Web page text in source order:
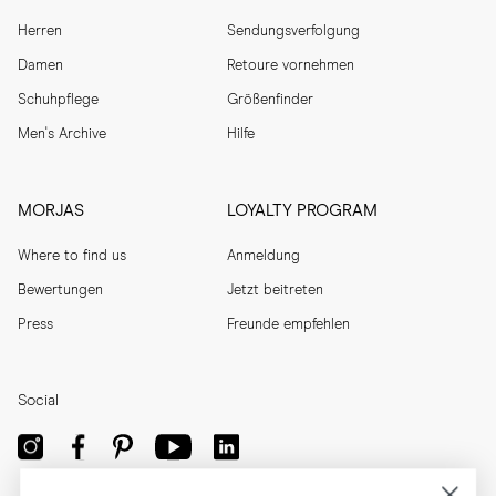
Herren
Damen
Schuhpflege
Men's Archive
Sendungsverfolgung
Retoure vornehmen
Größenfinder
Hilfe
MORJAS
Where to find us
Bewertungen
Press
LOYALTY PROGRAM
Anmeldung
Jetzt beitreten
Freunde empfehlen
Social